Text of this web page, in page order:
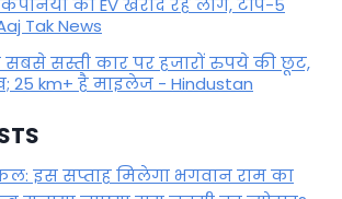
की EV खरीद रहे लोग, टॉप-5
Tak News
सस्ती कार पर हजारों रुपये की छूट,
25 km+ है माइलेज - Hindustan
इस सप्ताह मिलेगा भगवान राम का